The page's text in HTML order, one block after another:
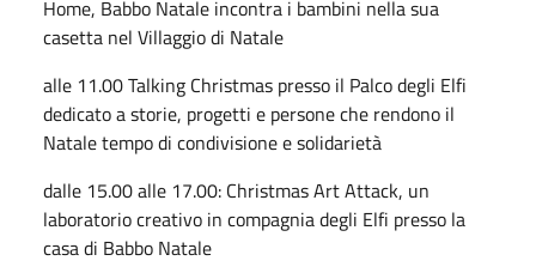
Home, Babbo Natale incontra i bambini nella sua
casetta nel Villaggio di Natale
alle 11.00 Talking Christmas presso il Palco degli Elfi
dedicato a storie, progetti e persone che rendono il
Natale tempo di condivisione e solidarietà
dalle 15.00 alle 17.00: Christmas Art Attack, un
laboratorio creativo in compagnia degli Elfi presso la
casa di Babbo Natale